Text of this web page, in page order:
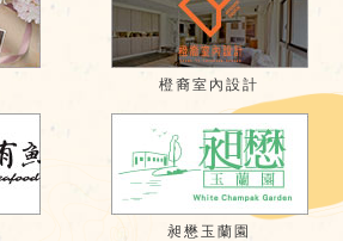
橙裔室內設計
昶懋玉蘭園